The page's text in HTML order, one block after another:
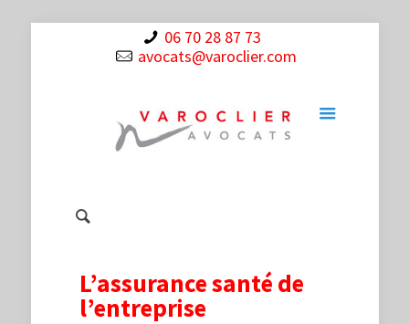
06 70 28 87 73
avocats@varoclier.com
L’assurance santé de
l’entreprise